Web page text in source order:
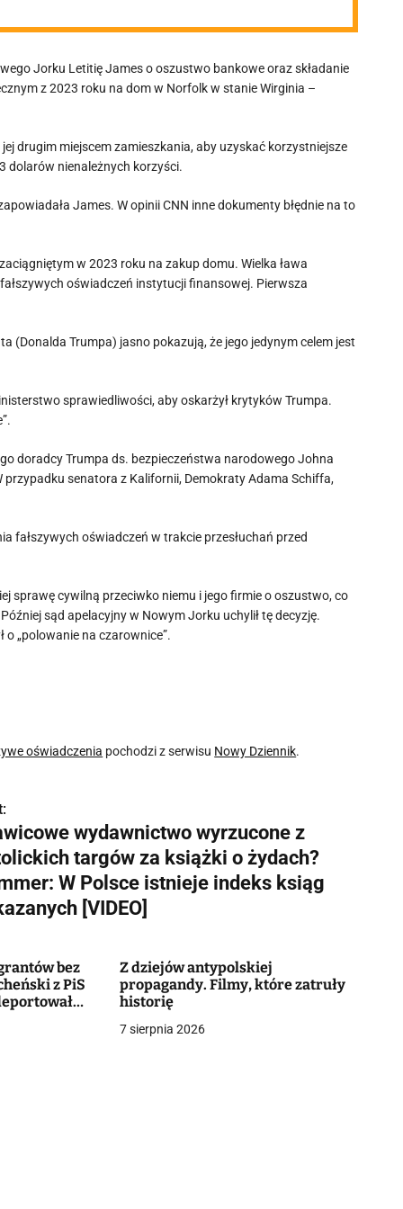
Jorku Letitię James o oszustwo bankowe oraz składanie
z 2023 roku na dom w Norfolk w stanie Wirginia –
drugim miejscem zamieszkania, aby uzyskać korzystniejsze
dolarów nienależnych korzyści.
James. W opinii CNN inne dokumenty błędnie na to
w 2023 roku na zakup domu. Wielka ława
oświadczeń instytucji finansowej. Pierwsza
(Donalda Trumpa) jasno pokazują, że jego jedynym celem jest
sprawiedliwości, aby oskarżył krytyków Trumpa.
doradcy Trumpa ds. bezpieczeństwa narodowego Johna
senatora z Kalifornii, Demokraty Adama Schiffa,
fałszywych oświadczeń w trakcie przesłuchań przed
sprawę cywilną przeciwko niemu i jego firmie o oszustwo, co
sąd apelacyjny w Nowym Jorku uchylił tę decyzję.
o „polowanie na czarownice”.
oświadczenia pochodzi z serwisu Nowy Dziennik.
wydawnictwo wyrzucone z
targów za książki o żydach?
W Polsce istnieje indeks ksiąg
[VIDEO]
bez
z PiS
Z dziejów antypolskiej
propagandy. Filmy, które zatruły
historię
7 sierpnia 2026